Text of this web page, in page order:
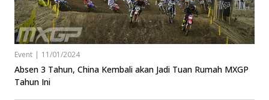
Event | 11/01/2024
Absen 3 Tahun, China Kembali akan Jadi Tuan Rumah MXGP
Tahun Ini